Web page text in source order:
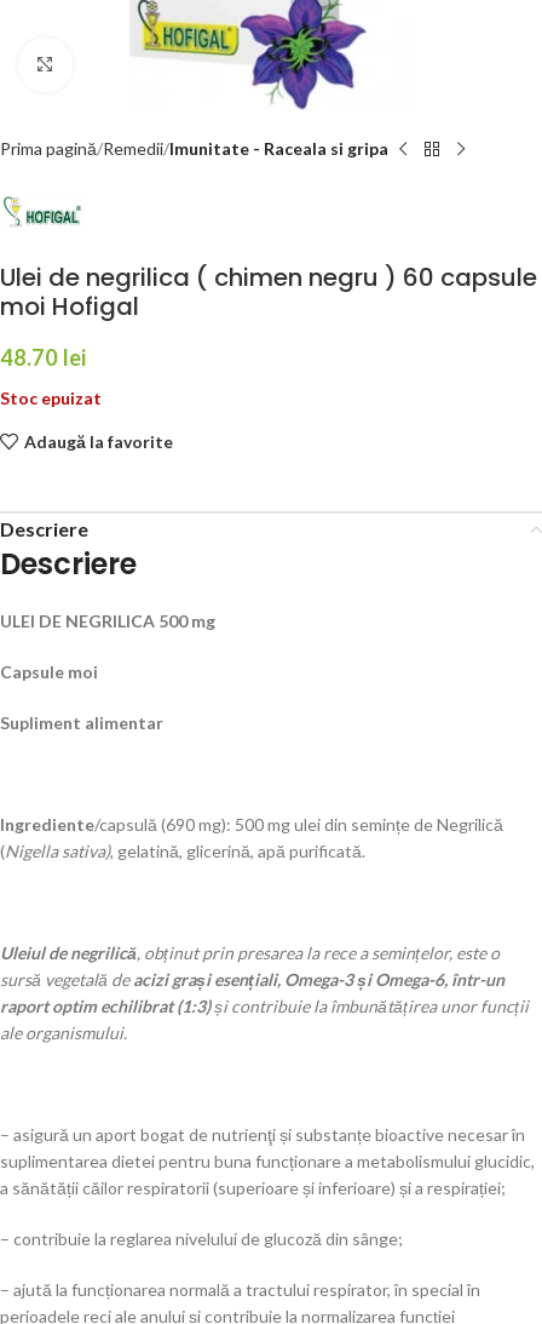
Faceți click pentru a mări
Prima pagină Remedii Imunitate - Raceala si gripa
Ulei de negrilica ( chimen negru ) 60 capsule
moi Hofigal
48.70 lei
Stoc epuizat
Adaugă la favorite
Descriere
Descriere
ULEI DE NEGRILICA 500 mg
Capsule moi
Supliment alimentar
Ingrediente/capsulă (690 mg): 500 mg ulei din semințe de Negrilică
(Nigella sativa), gelatină, glicerină, apă purificată.
Uleiul de negrilică, obținut prin presarea la rece a semințelor, este o
sursă vegetală deacizi grași esențiali, Omega-3 și Omega-6, într-un
raport optim echilibrat (1:3)și contribuie la îmbunătățirea unor funcții
ale organismului.
– asigură un aport bogat de nutrienţi și substanțe bioactive necesar în
suplimentarea dietei pentru buna funcționare a metabolismului glucidic,
a sănătății căilor respiratorii (superioare și inferioare) și a respirației;
– contribuie la reglarea nivelului de glucoză din sânge;
– ajută la funcționarea normală a tractului respirator, în special în
perioadele reci ale anului și contribuie la normalizarea funcției